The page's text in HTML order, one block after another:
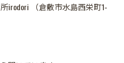
irodori （倉敷市水島西栄町1-